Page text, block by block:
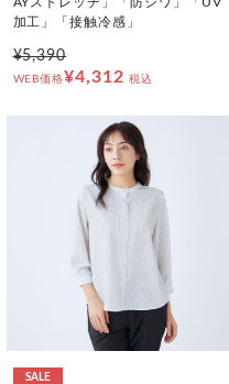
加工」「接触冷感」
¥5,390
WEB価格¥4,312 税込
SALE